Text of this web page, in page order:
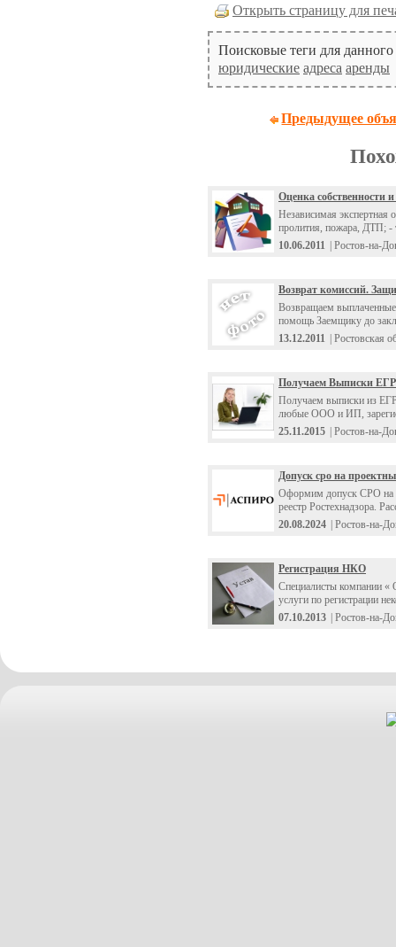
Открыть страницу для
Поисковые теги для
юридические адреса аренды
Предыдущее
Оценка собственности
Независимая экспертная
пролития, пожара, ДТП; -
10.06.2011 | Ростов-на-
Возврат комиссий.
Возвращаем
помощь Заемщику до
13.12.2011 | Ростовская
Получаем Выписки
Получаем выписки из
любые ООО и ИП,
25.11.2015 | Ростов-на-
Допуск сро на
Оформим допуск СРО на
реестр Ростехнадзора.
20.08.2024 | Ростов-на-
Регистрация НКО
Специалисты компании «
услуги по регистрации
07.10.2013 | Ростов-на-